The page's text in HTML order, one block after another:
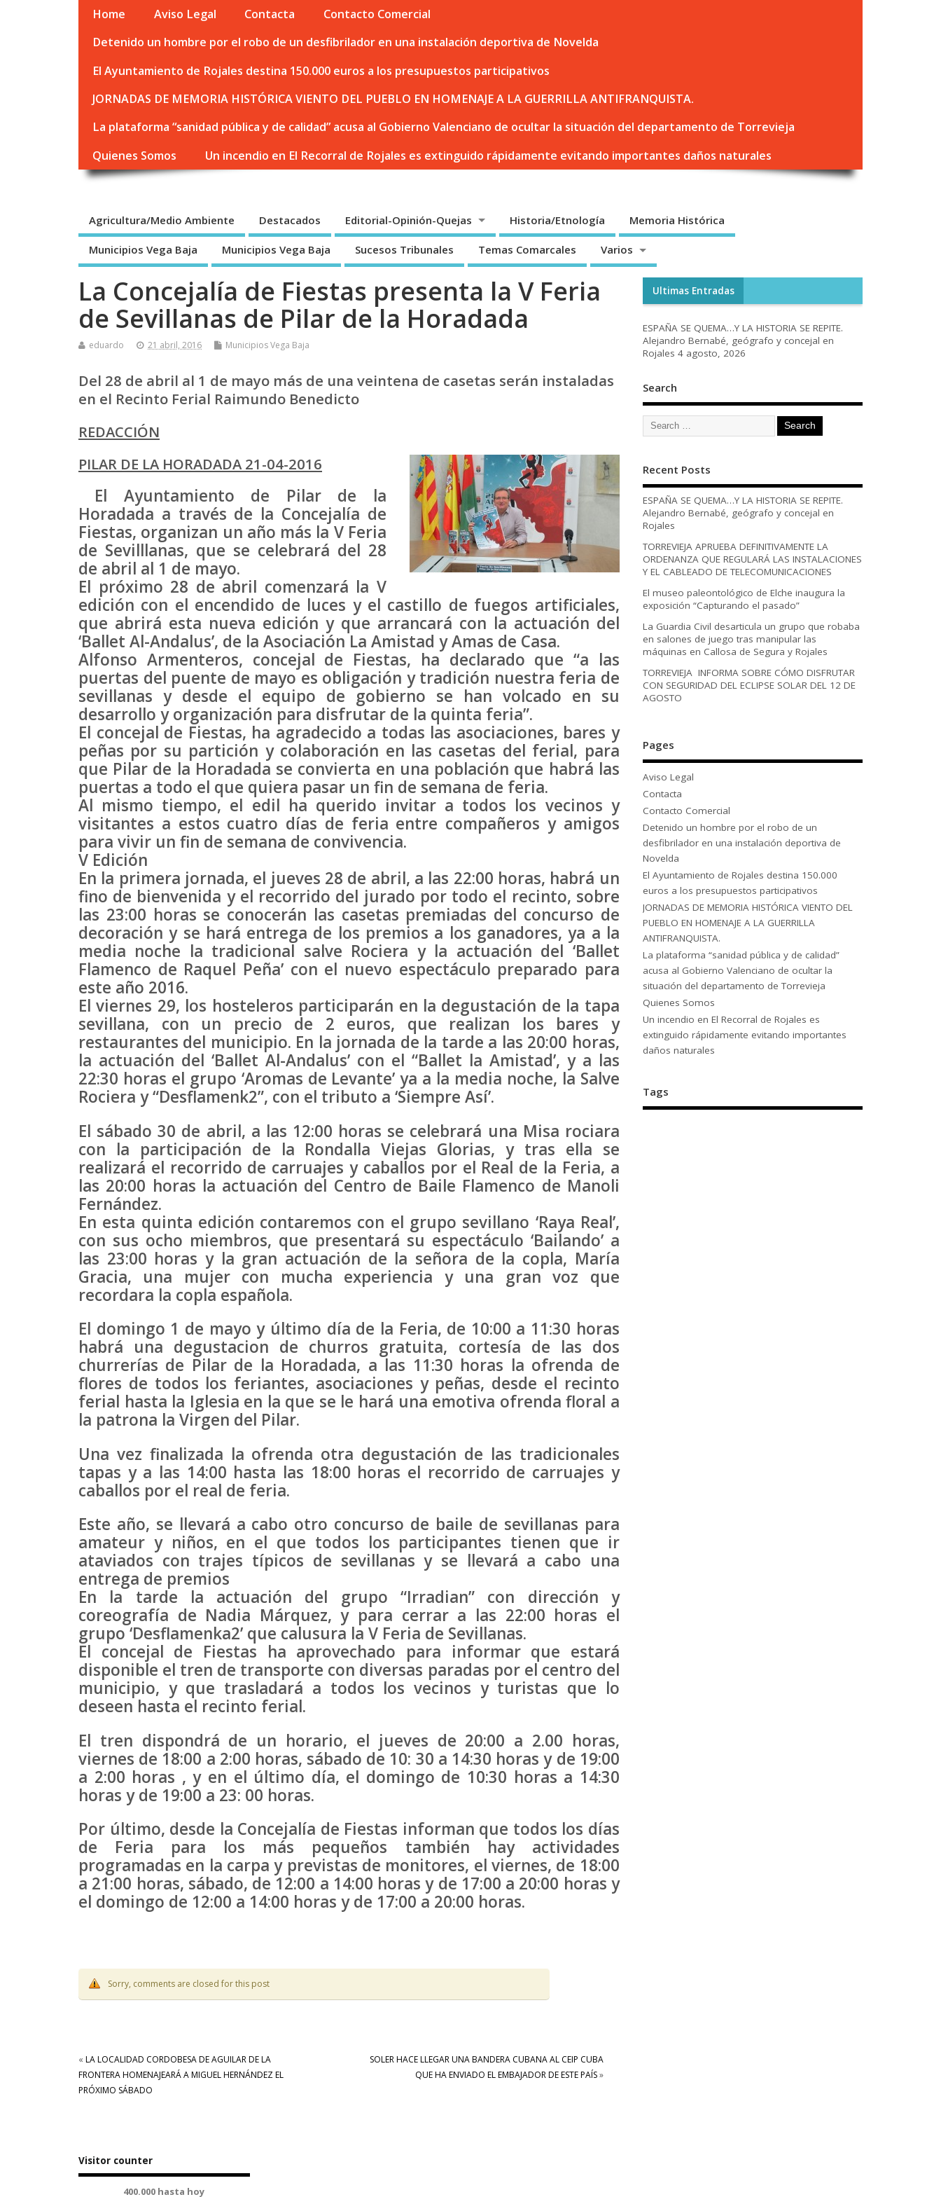
Home Aviso Legal Contacta
Contacto Comercial
Detenido un hombre por el robo de un desfibrilador en una instalación deportiva de Novelda
El Ayuntamiento de Rojales destina 150.000 euros a los presupuestos participativos
JORNADAS DE MEMORIA HISTÓRICA VIENTO DEL PUEBLO EN HOMENAJE A LA GUERRILLA ANTIFRANQUISTA.
La plataforma “sanidad pública y de calidad” acusa al Gobierno Valenciano de ocultar la situación del departamento de Torrevieja
Quienes Somos
Un incendio en El Recorral de Rojales es extinguido rápidamente evitando importantes daños naturales
Agricultura/Medio Ambiente Destacados Editorial-Opinión-Quejas Historia/Etnología Memoria Histórica
Municipios Vega Baja Municipios Vega Baja Sucesos Tribunales Temas Comarcales Varios
La Concejalía de Fiestas presenta la V Feria
de Sevillanas de Pilar de la Horadada
eduardo 21 abril, 2016 Municipios Vega Baja
Del 28 de abril al 1 de mayo más de una veintena de casetas serán instaladas
en el Recinto Ferial Raimundo Benedicto
REDACCIÓN
PILAR DE LA HORADADA 21-04-2016
El Ayuntamiento de Pilar de la
Horadada a través de la Concejalía de
Fiestas, organizan un año más la V Feria
de Sevilllanas, que se celebrará del 28
de abril al 1 de mayo.
El próximo 28 de abril comenzará la V
edición con el encendido de luces y el castillo de fuegos artificiales,
que abrirá esta nueva edición y que arrancará con la actuación del
‘Ballet Al-Andalus’, de la Asociación La Amistad y Amas de Casa.
Alfonso Armenteros, concejal de Fiestas, ha declarado que “a las
puertas del puente de mayo es obligación y tradición nuestra feria de
sevillanas y desde el equipo de gobierno se han volcado en su
desarrollo y organización para disfrutar de la quinta feria”.
El concejal de Fiestas, ha agradecido a todas las asociaciones, bares y
peñas por su partición y colaboración en las casetas del ferial, para
que Pilar de la Horadada se convierta en una población que habrá las
puertas a todo el que quiera pasar un fin de semana de feria.
Al mismo tiempo, el edil ha querido invitar a todos los vecinos y
visitantes a estos cuatro días de feria entre compañeros y amigos
para vivir un fin de semana de convivencia.
V Edición
En la primera jornada, el jueves 28 de abril, a las 22:00 horas, habrá un
fino de bienvenida y el recorrido del jurado por todo el recinto, sobre
las 23:00 horas se conocerán las casetas premiadas del concurso de
decoración y se hará entrega de los premios a los ganadores, ya a la
media noche la tradicional salve Rociera y la actuación del ‘Ballet
Flamenco de Raquel Peña’ con el nuevo espectáculo preparado para
este año 2016.
El viernes 29, los hosteleros participarán en la degustación de la tapa
sevillana, con un precio de 2 euros, que realizan los bares y
restaurantes del municipio. En la jornada de la tarde a las 20:00 horas,
la actuación del ‘Ballet Al-Andalus’ con el “Ballet la Amistad’, y a las
22:30 horas el grupo ‘Aromas de Levante’ ya a la media noche, la Salve
Rociera y “Desflamenk2”, con el tributo a ‘Siempre Así’.
El sábado 30 de abril, a las 12:00 horas se celebrará una Misa rociara
con la participación de la Rondalla Viejas Glorias, y tras ella se
realizará el recorrido de carruajes y caballos por el Real de la Feria, a
las 20:00 horas la actuación del Centro de Baile Flamenco de Manoli
Fernández.
En esta quinta edición contaremos con el grupo sevillano ‘Raya Real’,
con sus ocho miembros, que presentará su espectáculo ‘Bailando’ a
las 23:00 horas y la gran actuación de la señora de la copla, María
Gracia, una mujer con mucha experiencia y una gran voz que
recordara la copla española.
El domingo 1 de mayo y último día de la Feria, de 10:00 a 11:30 horas
habrá una degustacion de churros gratuita, cortesía de las dos
churrerías de Pilar de la Horadada, a las 11:30 horas la ofrenda de
flores de todos los feriantes, asociaciones y peñas, desde el recinto
ferial hasta la Iglesia en la que se le hará una emotiva ofrenda floral a
la patrona la Virgen del Pilar.
Una vez finalizada la ofrenda otra degustación de las tradicionales
tapas y a las 14:00 hasta las 18:00 horas el recorrido de carruajes y
caballos por el real de feria.
Este año, se llevará a cabo otro concurso de baile de sevillanas para
amateur y niños, en el que todos los participantes tienen que ir
ataviados con trajes típicos de sevillanas y se llevará a cabo una
entrega de premios
En la tarde la actuación del grupo “Irradian” con dirección y
coreografía de Nadia Márquez, y para cerrar a las 22:00 horas el
grupo ‘Desflamenka2’ que calusura la V Feria de Sevillanas.
El concejal de Fiestas ha aprovechado para informar que estará
disponible el tren de transporte con diversas paradas por el centro del
municipio, y que trasladará a todos los vecinos y turistas que lo
deseen hasta el recinto ferial.
El tren dispondrá de un horario, el jueves de 20:00 a 2.00 horas,
viernes de 18:00 a 2:00 horas, sábado de 10: 30 a 14:30 horas y de 19:00
a 2:00 horas , y en el último día, el domingo de 10:30 horas a 14:30
horas y de 19:00 a 23: 00 horas.
Por último, desde la Concejalía de Fiestas informan que todos los días
de Feria para los más pequeños también hay actividades
programadas en la carpa y previstas de monitores, el viernes, de 18:00
a 21:00 horas, sábado, de 12:00 a 14:00 horas y de 17:00 a 20:00 horas y
el domingo de 12:00 a 14:00 horas y de 17:00 a 20:00 horas.
Sorry, comments are closed for this post
« LA LOCALIDAD CORDOBESA DE AGUILAR DE LA
FRONTERA HOMENAJEARÁ A MIGUEL HERNÁNDEZ EL
PRÓXIMO SÁBADO
SOLER HACE LLEGAR UNA BANDERA CUBANA AL CEIP CUBA
QUE HA ENVIADO EL EMBAJADOR DE ESTE PAÍS»
Ultimas Entradas
ESPAÑA SE QUEMA…Y LA HISTORIA SE REPITE.
Alejandro Bernabé, geógrafo y concejal en
Rojales 4 agosto, 2026
Search
Recent Posts
ESPAÑA SE QUEMA…Y LA HISTORIA SE REPITE.
Alejandro Bernabé, geógrafo y concejal en
Rojales
TORREVIEJA APRUEBA DEFINITIVAMENTE LA
ORDENANZA QUE REGULARÁ LAS INSTALACIONES
Y EL CABLEADO DE TELECOMUNICACIONES
El museo paleontológico de Elche inaugura la
exposición “Capturando el pasado”
La Guardia Civil desarticula un grupo que robaba
en salones de juego tras manipular las
máquinas en Callosa de Segura y Rojales
TORREVIEJA INFORMA SOBRE CÓMO DISFRUTAR
CON SEGURIDAD DEL ECLIPSE SOLAR DEL 12 DE
AGOSTO
Pages
Aviso Legal
Contacta
Contacto Comercial
Detenido un hombre por el robo de un
desfibrilador en una instalación deportiva de
Novelda
El Ayuntamiento de Rojales destina 150.000
euros a los presupuestos participativos
JORNADAS DE MEMORIA HISTÓRICA VIENTO DEL
PUEBLO EN HOMENAJE A LA GUERRILLA
ANTIFRANQUISTA.
La plataforma “sanidad pública y de calidad”
acusa al Gobierno Valenciano de ocultar la
situación del departamento de Torrevieja
Quienes Somos
Un incendio en El Recorral de Rojales es
extinguido rápidamente evitando importantes
daños naturales
Tags
Visitor counter
400.000 hasta hoy